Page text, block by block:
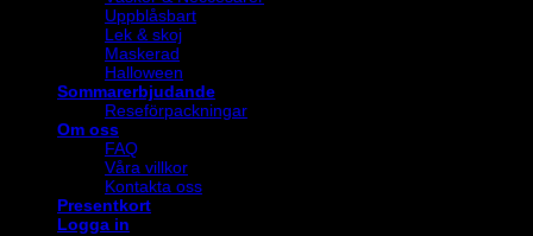
Uppblåsbart
Lek & skoj
Maskerad
Halloween
Sommarerbjudande
Reseförpackningar
Om oss
FAQ
Våra villkor
Kontakta oss
Presentkort
Logga in